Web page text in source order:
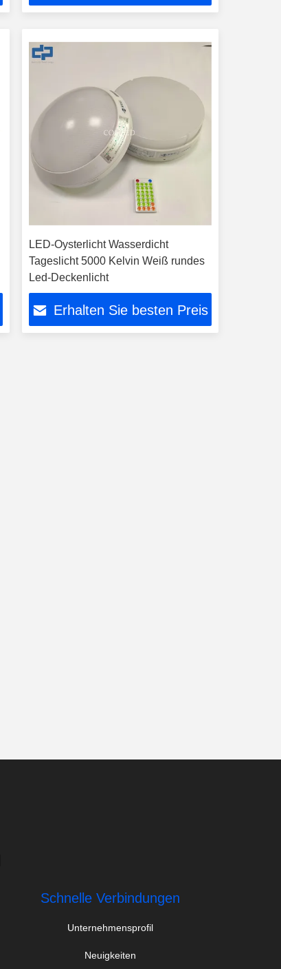
LED-Oysterlicht Wasserdicht
Tageslicht 5000 Kelvin Weiß rundes
Led-Deckenlicht
Erhalten Sie besten Preis
Schnelle Verbindungen
Unternehmensprofil
Neuigkeiten